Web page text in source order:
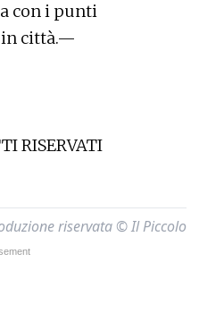
con i punti
città.—
RISERVATI
riservata © Il Piccolo